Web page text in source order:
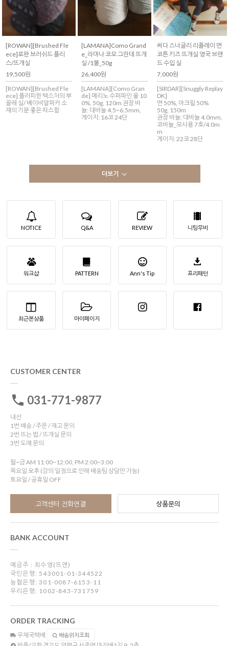
[ROWAN][Brushed Fle
ece]로완 브러쉬드 플리
스/뜨개실
19,500원
[ROWAN][Brushed Fle
ece] 플러피한 텍스처의 부
끌레 실/ 베이비알파카 소
재의 기분 좋은 따스함
[LAMANA]Como Grand
e_라마나 코모 그란데 뜨개
실 /1볼_50g
26,400원
[LAMANA][Como Gran
de] 메리노 수퍼파인 울 10
0%, 50g, 120m 권장 바
늘: 대바늘 4.5~6.5mm,
게이지: 16코 24단
써다 스너글리 리플레이 면
코튼 키즈 뜨개실 영국 브랜
드 수입 실
7,000원
[SIRDAR][Snuggly Replay
DK]
면 50%, 아크릴 50%
50g, 150m
권장 바늘: 대바늘 4.0mm,
코바늘_모사용 7호/4.0m
m
게이지: 22코 28단
더보기
NOTICE Q&A REVIEW 니팅무비
워크샵 PATTERN Ann's Tip 프리패턴
최근본상품 마이페이지
CUSTOMER CENTER
031-771-9877
내선
1번 배송 / 주문 / 재고 문의
2번 뜨는 법 / 뜨개실 문의
3번 도매 문의
월~금 AM 11:00~12:00, PM 2:00~3:00
목요일 오후 (강의 일정으로 인해 배송팀 상담만 가능)
토요일 / 공휴일 OFF
고객센터 전화연결 상품문의
BANK ACCOUNT
예금주 : 최수영(뜨앤)
국민은행: 543001-01-344522
농협은행: 301-0087-6153-11
우리은행: 1002-843-731759
ORDER TRACKING
우체국택배 배송위치조회